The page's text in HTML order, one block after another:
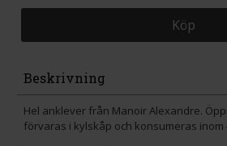
Köp
Beskrivning
Hel anklever från Manoir Alexandre.
förvaras i kylskåp och konsumeras inom